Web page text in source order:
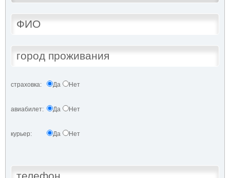
страховка: Да Нет
авиабилет: Да Нет
курьер: Да Нет